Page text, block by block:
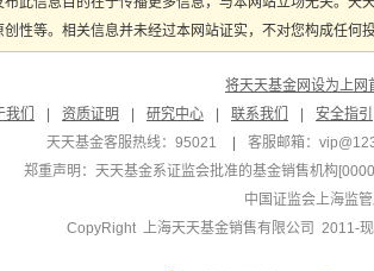
性等。相关信息并未经过本网站证实，不对您构成任
将天天基金网设为上网
我们
资质证明 研究中心 联系我们
安全指引
天天基金客服热线：95021
客服邮箱：
郑重声明： 天天基金系证监会批准的基金销售机构
中国证监会上海监
CopyRight 上海天天基金销售有限公司 2011-